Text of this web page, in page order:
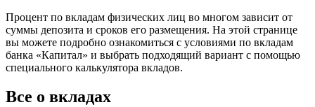
Процент по вкладам физических лиц во многом зависит от
суммы депозита и сроков его размещения. На этой странице
вы можете подробно ознакомиться с условиями по вкладам
банка «Капитал» и выбрать подходящий вариант с помощью
специального калькулятора вкладов.
Все о вкладах